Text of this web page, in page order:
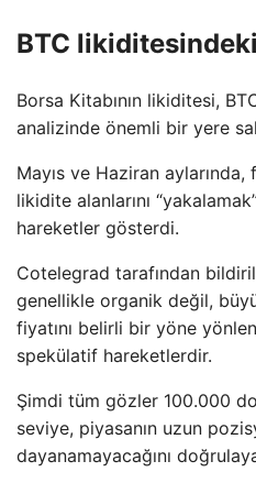
BTC
Borsa Kitabının likiditesi,
analizinde önemli bir yere
Mayıs ve Haziran
likidite alanlarını
hareketler gösterdi.
Cotelegrad tarafından
genellikle organik değil,
fiyatını belirli bir yöne
spekülatif hareketlerdir.
Şimdi tüm gözler 100.000
seviye, piyasanın uzun
dayanamayacağını